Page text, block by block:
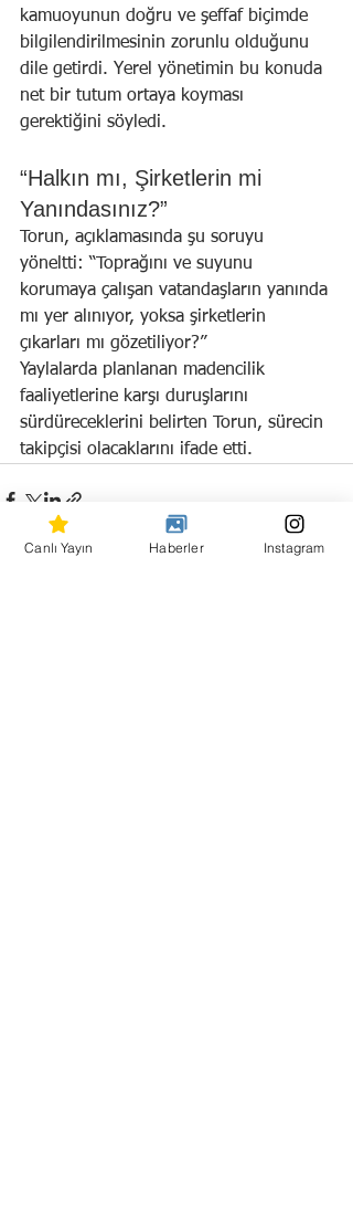
kamuoyunun doğru ve şeffaf biçimde
bilgilendirilmesinin zorunlu olduğunu
dile getirdi. Yerel yönetimin bu konuda
net bir tutum ortaya koyması
gerektiğini söyledi.
“Halkın mı, Şirketlerin mi
Yanındasınız?”
Torun, açıklamasında şu soruyu
yöneltti: “Toprağını ve suyunu
korumaya çalışan vatandaşların yanında
mı yer alınıyor, yoksa şirketlerin
çıkarları mı gözetiliyor?”
Yaylalarda planlanan madencilik
faaliyetlerine karşı duruşlarını
sürdüreceklerini belirten Torun, sürecin
takipçisi olacaklarını ifade etti.
Canlı Yayın Haberler Instagram